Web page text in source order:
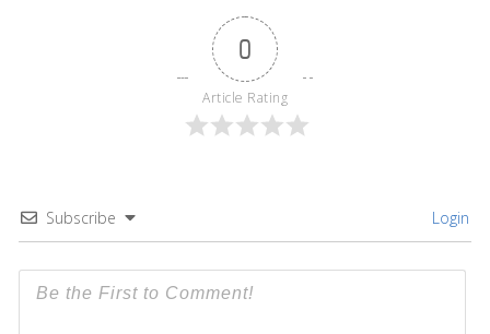
0
Article Rating
Subscribe Login